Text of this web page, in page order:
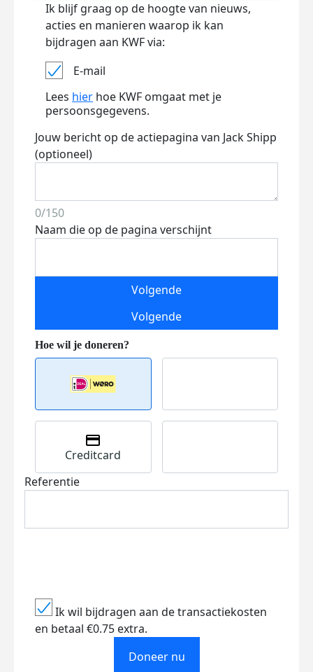
Ik blijf graag op de hoogte van nieuws,
acties en manieren waarop ik kan
bijdragen aan KWF via:
E-mail
Lees hier hoe KWF omgaat met je
persoonsgegevens.
Jouw bericht op de actiepagina van Jack Shipp
(optioneel)
0/150
Naam die op de pagina verschijnt
Volgende
Volgende
Creditcard
Referentie
Ik wil bijdragen aan de transactiekosten
en betaal €0.75 extra.
Doneer nu